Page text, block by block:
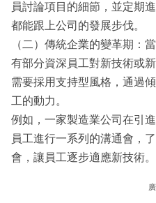
員討論項目的細節，並定期
都能跟上公司的發展步伐。
（二）傳統企業的變革期：
有部分資深員工對新技術或
需要採用支持型風格，通過
工的動力。
例如，一家製造業公司在引
員工進行一系列的溝通會，
會，讓員工逐步適應新技術。